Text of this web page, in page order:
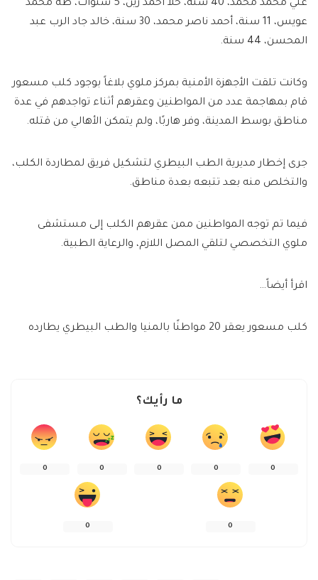
علي محمد محمد، 40 سنة، حلا أحمد زين، 5 سنوات، طه محمد
عويس، 11 سنة، أحمد ناصر محمد، 30 سنة، خالد جاد الرب عبد
المحسن، 44 سنة.
وكانت تلقت الأجهزة الأمنية بمركز ملوي بلاغاً بوجود كلب مسعور
قام بمهاجمة عدد من المواطنين وعقرهم أثناء تواجدهم في عدة
مناطق بوسط المدينة، وفر هاربًا، ولم يتمكن الأهالي من قتله.
جرى إخطار مديرية الطب البيطري لتشكيل فريق لمطاردة الكلب،
والتخلص منه بعد تتبعه بعدة مناطق.
فيما تم توجه المواطنين ممن عقرهم الكلب إلى مستشفى
ملوي التخصصي لتلقي المصل اللازم، والرعاية الطبية.
اقرأ أيضاً…
كلب مسعور يعقر 20 مواطنًا بالمنيا والطب البيطري يطارده
ما رأيك؟
0
0
0
0
0
0
0